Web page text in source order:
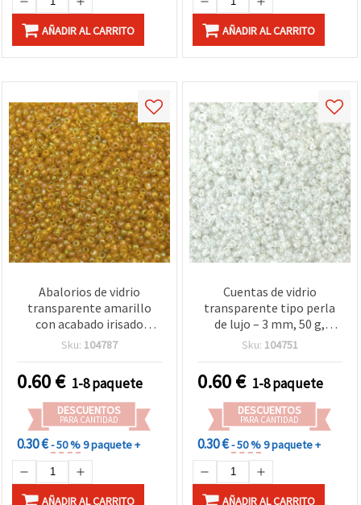
AÑADIR AL CARRITO AÑADIR AL CARRITO
Abalorios de vidrio
transparente amarillo
con acabado irisado
brillante, 4 mm, 50 g,
bisutería
Sku: 104787
0.60€ 1-8 paquete
DESCUENTOS
PARA CANTIDAD
0.30 €- 50 %9 paquete +
AÑADIR AL CARRITO
Cuentas de vidrio
transparente tipo perla
de lujo – 3 mm, 50 g,
ideales para bisutería
accesorios elegantes
Sku: 104751
0.60€ 1-8 paquete
DESCUENTOS
PARA CANTIDAD
0.30 €- 50 %9 paquete +
AÑADIR AL CARRITO